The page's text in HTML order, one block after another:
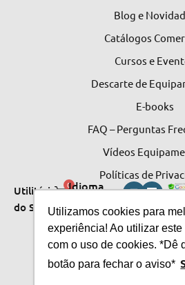
Utilizamos cookies para
experiência! Ao utilizar
com o uso de cookies. *Dê
botão para fechar o aviso*
Blog e
Catálogos
Cursos e
Descarte de
E-books
FAQ – Perguntas
Vídeos
Políticas de
Utilitários
do Site
0Idioma
do Site